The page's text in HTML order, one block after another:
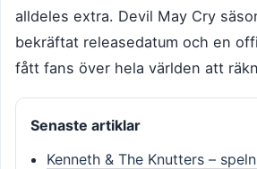
alldeles extra. Devil May Cry
bekräftat releasedatum och en
fått fans över hela världen att
Senaste artiklar
Kenneth & The Knutters –